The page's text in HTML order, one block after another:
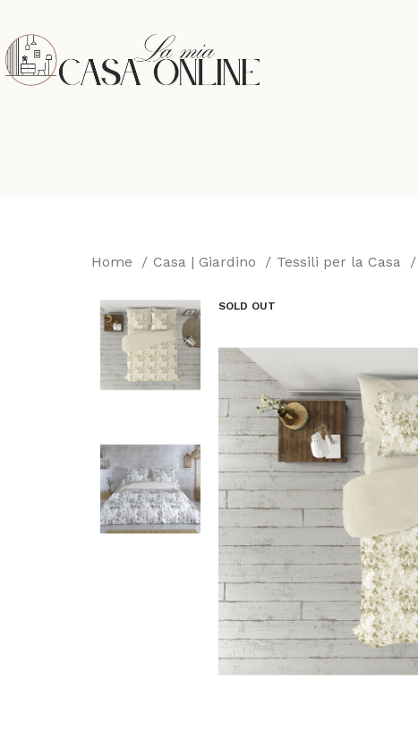
Home Casa | Giardino Tessili per la Casa
SOLD OUT